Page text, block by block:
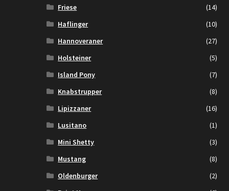
Friese
(14)
Haflinger
(10)
Hannoveraner
(27)
Holsteiner
(5)
Island Pony
(7)
Knabstrupper
(8)
Lipizzaner
(16)
Lusitano
(1)
Mini Shetty
(3)
Mustang
(8)
Oldenburger
(2)